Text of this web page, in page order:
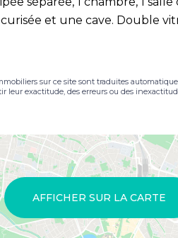
et une cave. Double
sur ce site sont traduites
leur exactitude, des erreurs ou des
AFFICHER SUR LA CARTE